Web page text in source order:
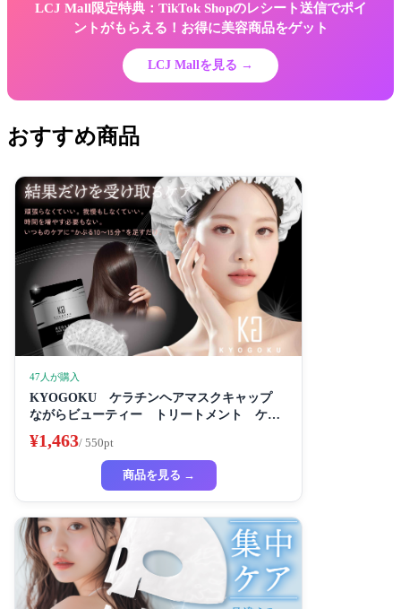
LCJ Mall限定特典：TikTok Shopのレシート送信でポイ
ントがもらえる！お得に美容商品をゲット
LCJ Mallを見る →
おすすめ商品
47人が購入
KYOGOKU ケラチンヘアマスクキャップ
ながらビューティー トリートメント ケラ
チン 保湿
¥1,463/ 550pt
商品を見る →